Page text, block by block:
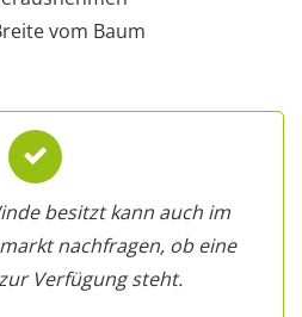
vom Baum
besitzt kann auch im
nachfragen, ob eine
Verfügung steht.